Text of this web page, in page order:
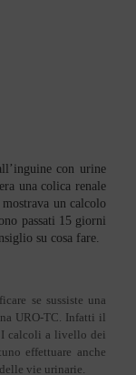
con urine
una colica renale
un calcolo
passati 15 giorni
su cosa fare.
se sussiste una
URO-TC. Infatti il
I calcoli a livello dei
effettuare anche
vie urinarie.